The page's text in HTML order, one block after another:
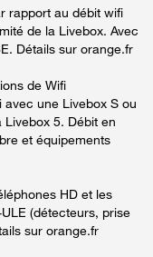
rapport au débit wifi
de la Livebox. Avec
Détails sur orange.fr
de Wifi
une Livebox S ou
5. Débit en
et équipements
HD et les
(détecteurs, prise
sur orange.fr